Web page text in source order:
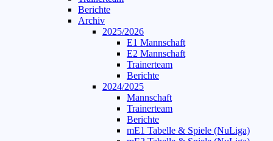
Berichte
Archiv
2025/2026
E1 Mannschaft
E2 Mannschaft
Trainerteam
Berichte
2024/2025
Mannschaft
Trainerteam
Berichte
mE1 Tabelle & Spiele (NuLiga)